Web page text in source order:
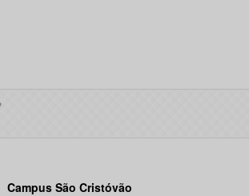
Campus São Cristóvão